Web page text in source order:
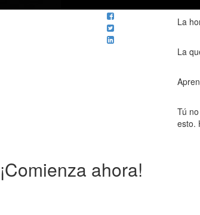
La
La
Tú
esto.
¡Comienza ahora!